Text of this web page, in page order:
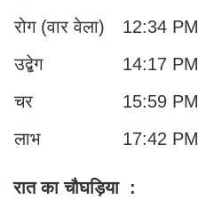
रोग (वार वेला)
12:34 PM
उद्बेग
14:17 PM
चर
15:59 PM
लाभ
17:42 PM
रात का चौघड़िया :